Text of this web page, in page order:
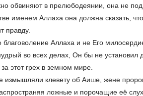
обвиняют в прелюбодеянии, она не
именем Аллаха она должна сказать,
правду.
благоволение Аллаха и не Его
во всех делах, Он бы не установил
этот грех в земном мире.
измышляли клевету об Аише, жене
ложные и порочащие её